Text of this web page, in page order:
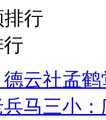
行
德云社孟
马三小